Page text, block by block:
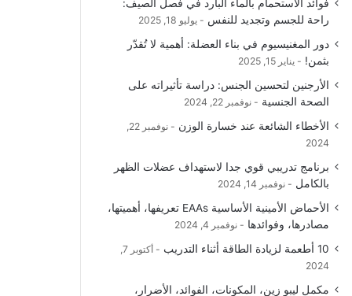
فوائد الاستحمام بالماء البارد في فصل الصيف:
راحة للجسم وتجديد للنفس
يوليو 18, 2025
دور المغنيسيوم في بناء العضلة: أهمية لا تُقدّر
بثمن!
يناير 15, 2025
الأرجنين لتحسين الجنس: دراسة تأثيراته على
الصحة الجنسية
نوفمبر 22, 2024
الأخطاء الشائعة عند خسارة الوزن
نوفمبر 22,
2024
برنامج تدريبي قوي جدا لاستهداف عضلات الظهر
بالكامل
نوفمبر 14, 2024
الأحماض الأمينية الأساسية EAAs تعريفها، أهميتها،
مصادرها، وفوائدها
نوفمبر 4, 2024
10 أطعمة لزيادة الطاقة أثناء التدريب
أكتوبر 7,
2024
مكمل ليبو زين، المكونات، الفوائد، الأضرار،